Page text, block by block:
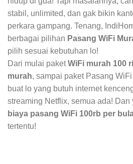
stabil, unlimited, dan gak bikin
perkara gampang. Tenang,
berbagai pilihan Pasang WiFi
pilih sesuai kebutuhan lo!
Dari mulai paketWiFi murah 100
murah, sampai paket Pasang
buat lo yang butuh internet
streaming Netflix, semua ada!
biaya pasang WiFi 100rb per
tertentu!